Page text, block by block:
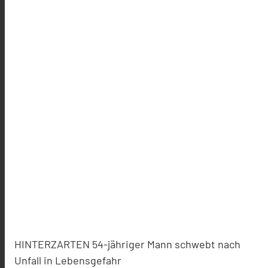
HINTERZARTEN 54-jähriger Mann schwebt nach
Unfall in Lebensgefahr